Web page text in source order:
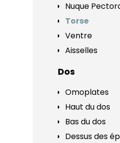
Nuque
Torse
Ventre
Aisselles
Dos
Omoplates
Haut du dos
Bas du dos
Dessus des